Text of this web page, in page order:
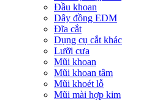
Đầu khoan
Dây đồng EDM
Đĩa cắt
Dụng cụ cắt khác
Lưỡi cưa
Mũi khoan
Mũi khoan tâm
Mũi khoét lỗ
Mũi mài hợp kim